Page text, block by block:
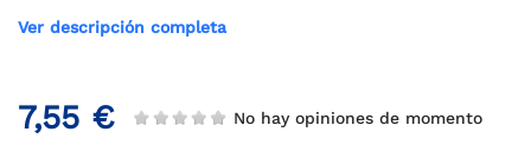
Ver descripción completa
7,55 € No hay opiniones de momento